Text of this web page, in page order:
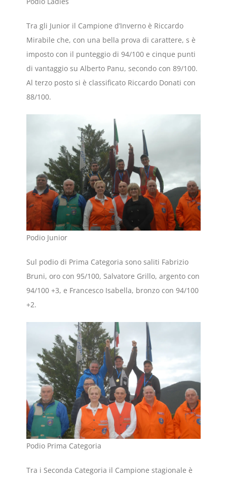
Tra gli Junior il Campione d’Inverno è Riccardo
Mirabile che, con una bella prova di carattere, s è
imposto con il punteggio di 94/100 e cinque punti
di vantaggio su Alberto Panu, secondo con 89/100.
Al terzo posto si è classificato Riccardo Donati con
88/100.
Podio Junior
Sul podio di Prima Categoria sono saliti Fabrizio
Bruni, oro con 95/100, Salvatore Grillo, argento con
94/100 +3, e Francesco Isabella, bronzo con 94/100
+2.
Podio Prima Categoria
Tra i Seconda Categoria il Campione stagionale è